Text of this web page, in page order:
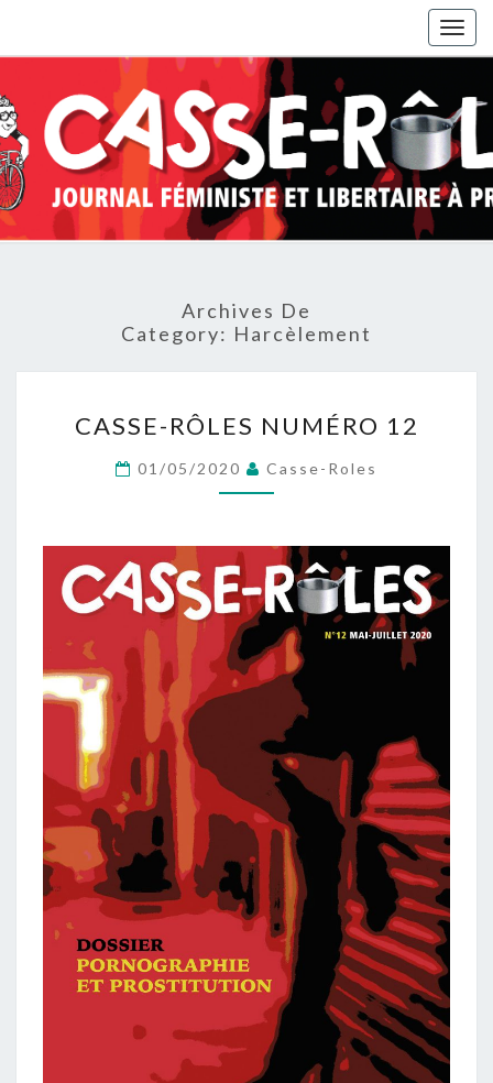
Archives De
Category: Harcèlement
RÔLES
NUMÉRO
12
CASSE-RÔLES NUMÉRO 12
01/05/2020 Casse-Roles